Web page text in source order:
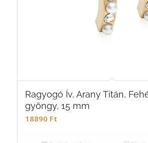
Ragyogó Ív, Arany Titán,
gyöngy, 15 mm
18890 Ft